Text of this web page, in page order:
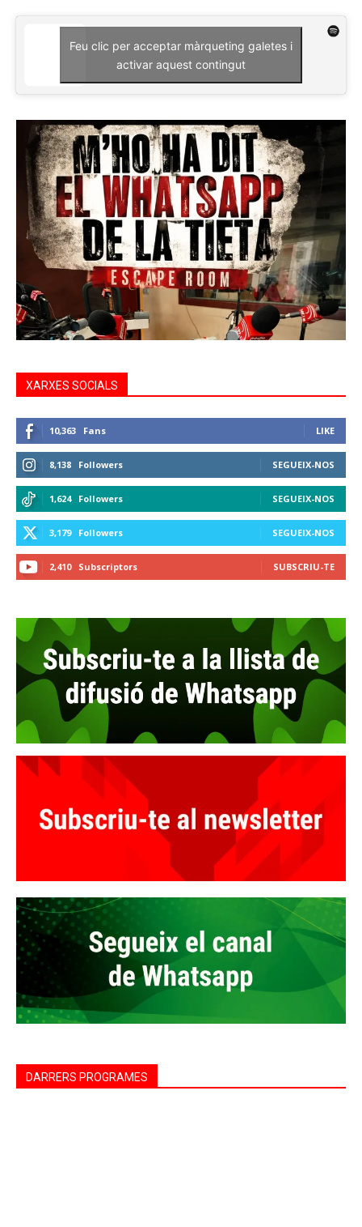
Feu clic per acceptar màrqueting galetes i
activar aquest contingut
XARXES SOCIALS
10,363 Fans LIKE
8,138 Followers SEGUEIX-NOS
1,624 Followers SEGUEIX-NOS
3,179 Followers SEGUEIX-NOS
2,410 Subscriptors SUBSCRIU-TE
DARRERS PROGRAMES